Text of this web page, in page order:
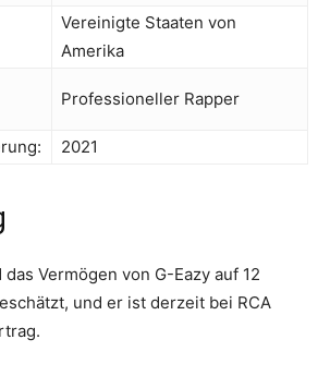
Vereinigte Staaten von
Amerika
Professioneller Rapper
2021
Vermögen von G-Eazy auf 12
und er ist derzeit bei RCA